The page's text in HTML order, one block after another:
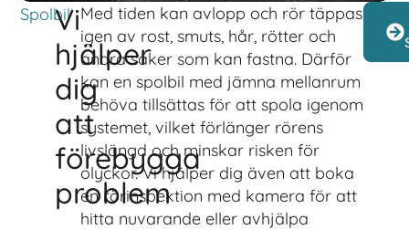
Spolbil
Vi
hjälper
dig
att
förebygga
problem
Med tiden kan avlopp och rör täppas
igen av rost, smuts, hår, rötter och
andra saker som kan fastna. Därför
kan en spolbil med jämna mellanrum
behöva tillsättas för att spola igenom
systemet, vilket förlänger rörens
livslängd och minskar risken för
olyckor. Vi hjälper dig även att boka
en rörinspektion med kamera för att
hitta nuvarande eller avhjälpa